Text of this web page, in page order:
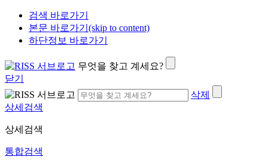
검색 바로가기
본문 바로가기(skip to content)
하단정보 바로가기
무엇을 찾고 계세요?
닫기
삭제
상세검색
상세검색
통합검색